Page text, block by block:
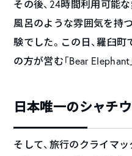
その後、24時間利用可能
風呂のような雰囲気を持
験でした。この日、羅臼
の方が営む「Bear Elephant
日本唯一のシャチ
そして、旅行のクライマッ